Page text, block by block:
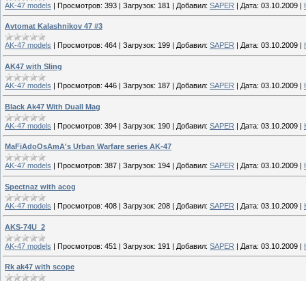
AK-47 models | Просмотров: 393 | Загрузок: 181 | Добавил: SAPER | Дата: 03.10.2009 |
Avtomat Kalashnikov 47 #3
AK-47 models Просмотров: 464 Загрузок: 199 Добавил: SAPER Дата: 03.10.2009
AK47 with Sling
AK-47 models | Просмотров: 446 | Загрузок: 187 | Добавил: SAPER | Дата: 03.10.2009 |
Black Ak47 With Duall Mag
AK-47 models | Просмотров: 394 | Загрузок: 190 | Добавил: SAPER | Дата: 03.10.2009 |
MaFiAdoOsAmA's Urban Warfare series AK-47
AK-47 models Просмотров: 387 Загрузок: 194 Добавил: SAPER Дата: 03.10.2009
Spectnaz with acog
AK-47 models | Просмотров: 408 | Загрузок: 208 | Добавил: SAPER | Дата: 03.10.2009 |
AKS-74U_2
AK-47 models | Просмотров: 451 | Загрузок: 191 | Добавил: SAPER | Дата: 03.10.2009 |
Rk ak47 with scope